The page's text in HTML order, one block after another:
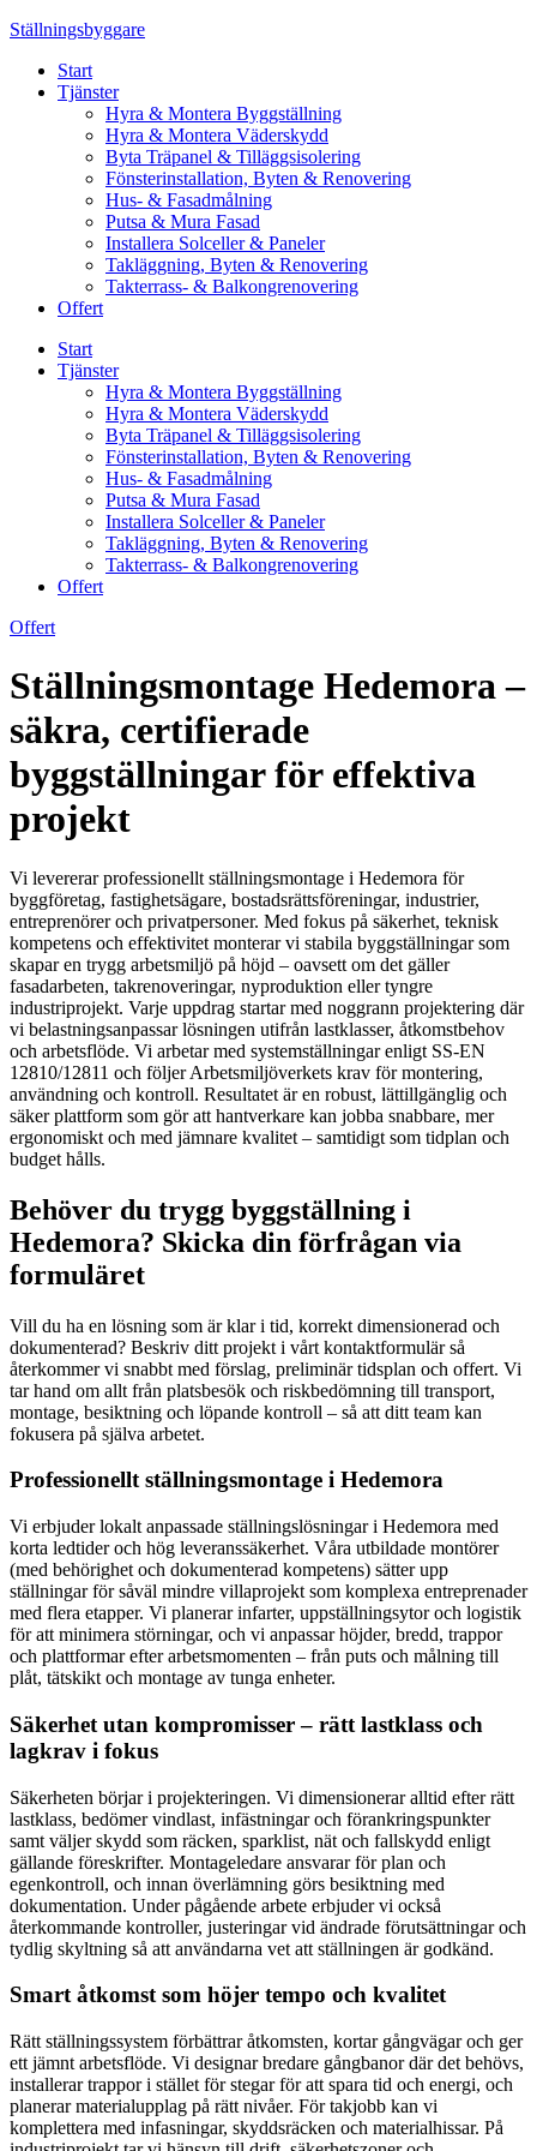
Skip
content
Ställningsbyggare
Start
Tjänster
Hyra & Montera Byggställning
Hyra & Montera Väderskydd
Byta Träpanel & Tilläggsisolering
Fönsterinstallation, Byten & Renovering
Hus- & Fasadmålning
Putsa & Mura Fasad
Installera Solceller & Paneler
Takläggning, Byten & Renovering
Takterrass- & Balkongrenovering
Offert
Start
Tjänster
Hyra & Montera Byggställning
Hyra & Montera Väderskydd
Byta Träpanel & Tilläggsisolering
Fönsterinstallation, Byten & Renovering
Hus- & Fasadmålning
Putsa & Mura Fasad
Installera Solceller & Paneler
Takläggning, Byten & Renovering
Takterrass- & Balkongrenovering
Offert
Offert
Ställningsmontage Hedemora –
säkra, certifierade
byggställningar för effektiva
projekt
Vi levererar professionellt ställningsmontage i Hedemora för
byggföretag, fastighetsägare, bostadsrättsföreningar, industrier,
entreprenörer och privatpersoner. Med fokus på säkerhet, teknisk
kompetens och effektivitet monterar vi stabila byggställningar som
skapar en trygg arbetsmiljö på höjd – oavsett om det gäller
fasadarbeten, takrenoveringar, nyproduktion eller tyngre
industriprojekt. Varje uppdrag startar med noggrann projektering där
vi belastningsanpassar lösningen utifrån lastklasser, åtkomstbehov
och arbetsflöde. Vi arbetar med systemställningar enligt SS-EN
12810/12811 och följer Arbetsmiljöverkets krav för montering,
användning och kontroll. Resultatet är en robust, lättillgänglig och
säker plattform som gör att hantverkare kan jobba snabbare, mer
ergonomiskt och med jämnare kvalitet – samtidigt som tidplan och
budget hålls.
Behöver du trygg byggställning i
Hedemora? Skicka din förfrågan via
formuläret
Vill du ha en lösning som är klar i tid, korrekt dimensionerad och
dokumenterad? Beskriv ditt projekt i vårt kontaktformulär så
återkommer vi snabbt med förslag, preliminär tidsplan och offert. Vi
tar hand om allt från platsbesök och riskbedömning till transport,
montage, besiktning och löpande kontroll – så att ditt team kan
fokusera på själva arbetet.
Professionellt ställningsmontage i Hedemora
Vi erbjuder lokalt anpassade ställningslösningar i Hedemora med
korta ledtider och hög leveranssäkerhet. Våra utbildade montörer
(med behörighet och dokumenterad kompetens) sätter upp
ställningar för såväl mindre villaprojekt som komplexa entreprenader
med flera etapper. Vi planerar infarter, uppställningsytor och logistik
för att minimera störningar, och vi anpassar höjder, bredd, trappor
och plattformar efter arbetsmomenten – från puts och målning till
plåt, tätskikt och montage av tunga enheter.
Säkerhet utan kompromisser – rätt lastklass och
lagkrav i fokus
Säkerheten börjar i projekteringen. Vi dimensionerar alltid efter rätt
lastklass, bedömer vindlast, infästningar och förankringspunkter
samt väljer skydd som räcken, sparklist, nät och fallskydd enligt
gällande föreskrifter. Montageledare ansvarar för plan och
egenkontroll, och innan överlämning görs besiktning med
dokumentation. Under pågående arbete erbjuder vi också
återkommande kontroller, justeringar vid ändrade förutsättningar och
tydlig skyltning så att användarna vet att ställningen är godkänd.
Smart åtkomst som höjer tempo och kvalitet
Rätt ställningssystem förbättrar åtkomsten, kortar gångvägar och ger
ett jämnt arbetsflöde. Vi designar bredare gångbanor där det behövs,
installerar trappor i stället för stegar för att spara tid och energi, och
planerar materialupplag på rätt nivåer. För takjobb kan vi
komplettera med infasningar, skyddsräcken och materialhissar. På